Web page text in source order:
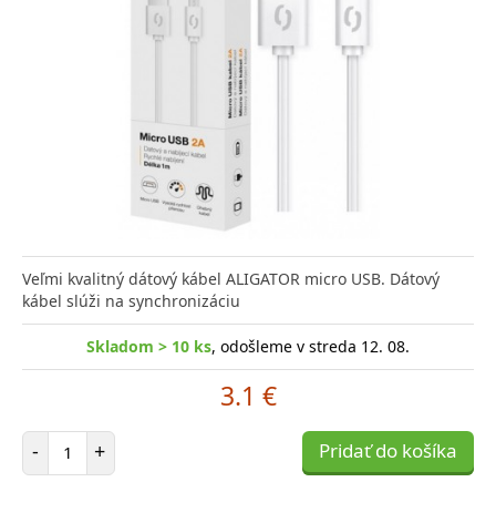
Veľmi kvalitný dátový kábel ALIGATOR micro USB. Dátový
kábel slúži na synchronizáciu
Skladom > 10 ks, odošleme v streda 12. 08.
3.1 €
- Počet položiek
+ Pridať do košíka